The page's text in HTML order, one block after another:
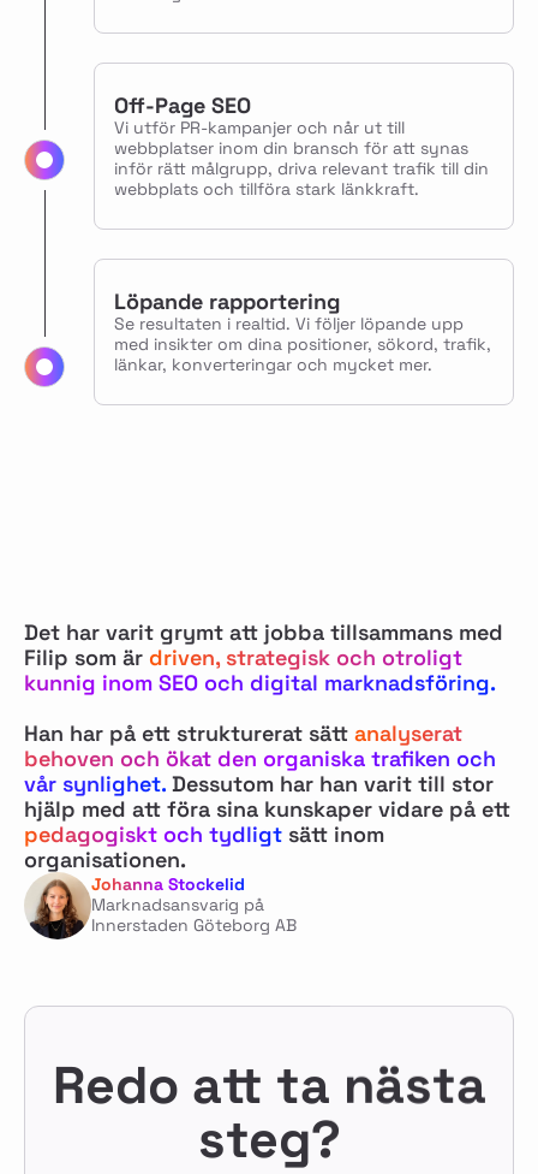
Off-Page SEO
Vi utför PR-kampanjer och når ut till
webbplatser inom din bransch för att synas
inför rätt målgrupp, driva relevant trafik till din
webbplats och tillföra stark länkkraft.
Löpande rapportering
Se resultaten i realtid. Vi följer löpande upp
med insikter om dina positioner, sökord, trafik,
länkar, konverteringar och mycket mer.
Det har varit grymt att jobba tillsammans med
Filip som är driven, strategisk och otroligt
kunnig inom SEO och digital marknadsföring.
Han har på ett strukturerat sätt analyserat
behoven och ökat den organiska trafiken och
vår synlighet. Dessutom har han varit till stor
hjälp med att föra sina kunskaper vidare på ett
pedagogiskt och tydligt sätt inom
organisationen.
Johanna Stockelid
Marknadsansvarig på
Innerstaden Göteborg AB
Redo att ta nästa
steg?